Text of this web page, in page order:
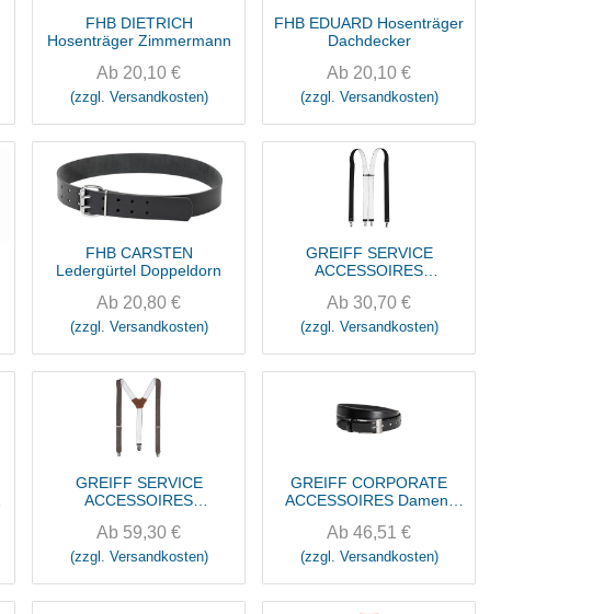
FHB DIETRICH
Hosenträger Zimmermann
Ab 20,10 €
(zzgl. Versandkosten)
FHB EDUARD Hosenträger
Dachdecker
Ab 20,10 €
(zzgl. Versandkosten)
FHB CARSTEN
Ledergürtel Doppeldorn
Ab 20,80 €
(zzgl. Versandkosten)
GREIFF SERVICE
ACCESSOIRES
Ab 30,70 €
(zzgl. Versandkosten)
GREIFF SERVICE
ACCESSOIRES
Ab 59,30 €
(zzgl. Versandkosten)
GREIFF CORPORATE
ACCESSOIRES Damen-
Ab 46,51 €
(zzgl. Versandkosten)